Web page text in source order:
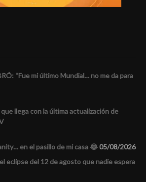
“Fue mi último Mundial… no me da para
llega con la última actualización de
en el pasillo de mi casa 😂05/08/2026
eclipse del 12 de agosto que nadie espera